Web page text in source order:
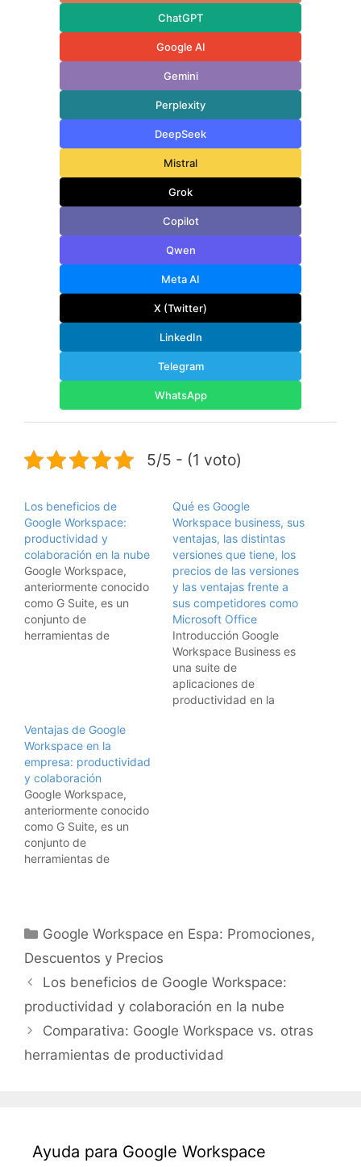
ChatGPT
Google AI
Gemini
Perplexity
DeepSeek
Mistral
Grok
Copilot
Qwen
Meta AI
X (Twitter)
LinkedIn
Telegram
WhatsApp
5/5 - (1 voto)
Los beneficios de
Google Workspace:
productividad y
colaboración en la nube
Google Workspace,
anteriormente conocido
como G Suite, es un
conjunto de
herramientas de
individuos trabajan.
Lanzado por Google en
2006, este servicio ha
evolucionado para
ofrecer una amplia gama
de aplicaciones
diseñadas para…
Qué es Google
Workspace business, sus
ventajas, las distintas
versiones que tiene, los
precios de las versiones
y las ventajas frente a
sus competidores como
Microsoft Office
Introducción Google
Workspace Business es
una suite de
aplicaciones de
productividad en la
otras características
que…
Ventajas de Google
Workspace en la
empresa: productividad
y colaboración
Google Workspace,
anteriormente conocido
como G Suite, es un
conjunto de
herramientas de
empresas y los
individuos trabajan.
2006, este servicio ha
evolucionado
integrando aplicaciones
que permiten desde la
Categorías
Google Workspace en Espa: Promociones,
Descuentos y Precios
Los beneficios de Google Workspace:
productividad y colaboración en la nube
Comparativa: Google Workspace vs. otras
herramientas de productividad
Ayuda para Google Workspace